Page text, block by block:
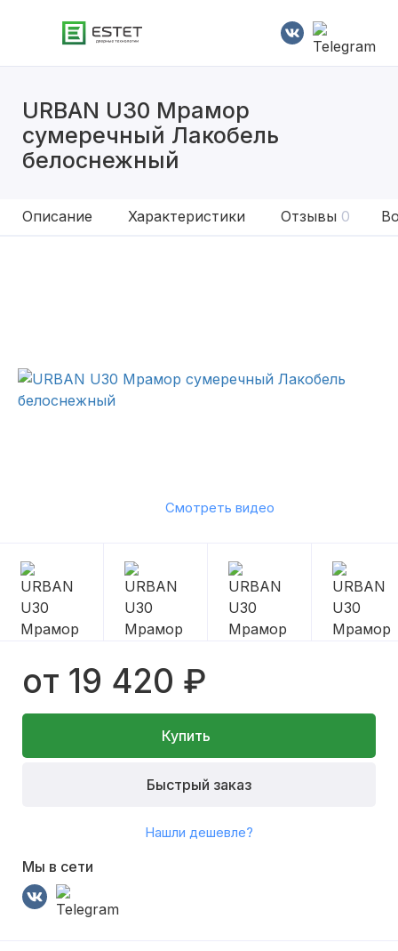
URBAN U30 Мрамор
сумеречный Лакобель
белоснежный
Описание Характеристики Отзывы 0
Смотреть видео
от 19 420 ₽
Купить
Быстрый заказ
Нашли дешевле?
Мы в сети